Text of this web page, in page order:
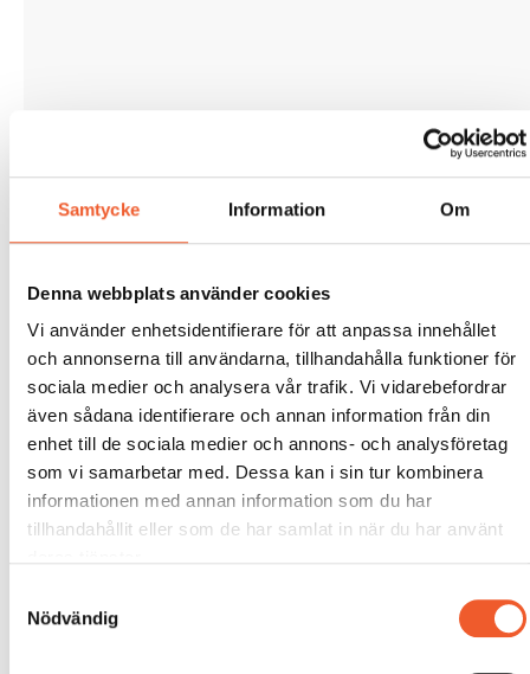
Samtycke Information Om
Denna webbplats använder cookies
Vi använder enhetsidentifierare för att anpassa innehållet
och annonserna till användarna, tillhandahålla funktioner för
sociala medier och analysera vår trafik. Vi vidarebefordrar
även sådana identifierare och annan information från din
enhet till de sociala medier och annons- och analysföretag
som vi samarbetar med. Dessa kan i sin tur kombinera
informationen med annan information som du har
tillhandahållit eller som de har samlat in när du har använt
Nödvändig